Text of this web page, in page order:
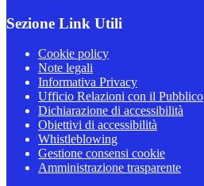
Sezione Link Utili
Cookie policy
Note legali
Informativa Privacy
Ufficio Relazioni con il Pubblico
Dichiarazione di accessibilità
Obiettivi di accessibilità
Whistleblowing
Gestione consensi cookie
Amministrazione trasparente